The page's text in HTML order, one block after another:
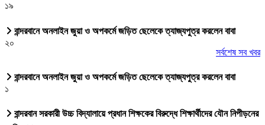
১৯
বান্দরবানে অনলাইন জুয়া ও অপকর্মে জড়িত ছেলেকে ত্যাজ্যপুত্র করলেন বাবা
২০
সর্বশেষ সব খবর
বান্দরবানে অনলাইন জুয়া ও অপকর্মে জড়িত ছেলেকে ত্যাজ্যপুত্র করলেন বাবা
১
বান্দরবান সরকারী উচ্চ বিদ্যালায়ে প্রধান শিক্ষকের বিরুদ্ধে শিক্ষার্থীদের যৌন নিপীড়নের